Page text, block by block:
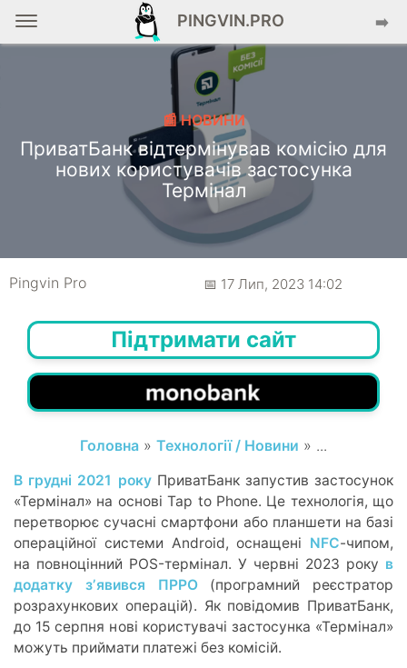
PINGVIN.PRO ➡️
📰 НОВИНИ
ПриватБанк відтермінував комісію для
нових користувачів застосунка
Термінал
Pingvin Pro 📅 17 Лип, 2023 14:02
Підтримати сайт
Головна » Технології / Новини » ...
В грудні 2021 рокуПриватБанк запустив застосунок
«Термінал» на основі Tap to Phone. Це технологія, що
перетворює сучасні смартфони або планшети на базі
операційної системи Android, оснащені NFC-чипом,
на повноцінний POS-термінал. У червні 2023 року в
додатку зʼявився ПРРО(програмний реєстратор
розрахункових операцій). Як повідомив ПриватБанк,
до 15 серпня нові користувачі застосунка «Термінал»
можуть приймати платежі без комісій.